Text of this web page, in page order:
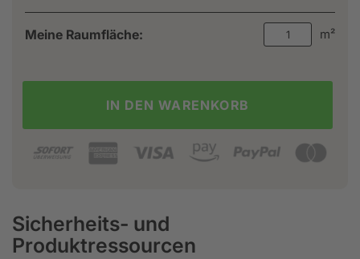
Meine Raumfläche: m²
IN DEN WARENKORB
Sicherheits- und
Produktressourcen